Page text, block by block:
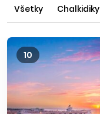
Všetky Chalkidiky
10